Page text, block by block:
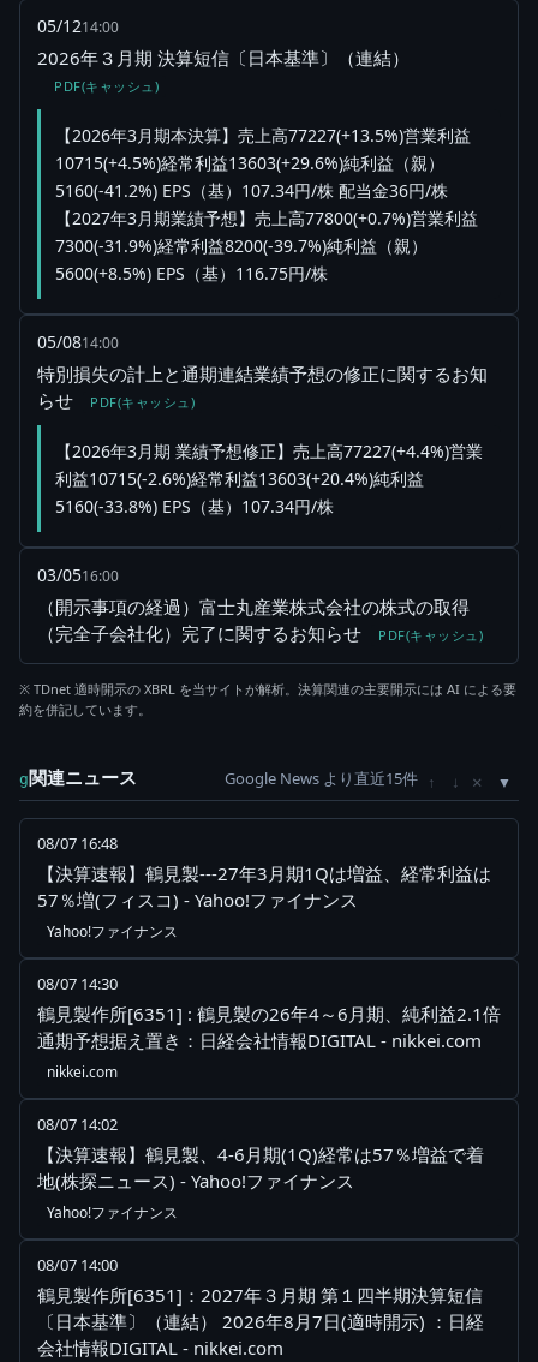
05/1214:00
2026年３月期 決算短信〔日本基準〕（連結）
PDF(キャッシュ)
【2026年3月期本決算】売上高77227(+13.5%)営業利益
10715(+4.5%)経常利益13603(+29.6%)純利益（親）
5160(-41.2%) EPS（基）107.34円/株 配当金36円/株
【2027年3月期業績予想】売上高77800(+0.7%)営業利益
7300(-31.9%)経常利益8200(-39.7%)純利益（親）
5600(+8.5%) EPS（基）116.75円/株
05/0814:00
特別損失の計上と通期連結業績予想の修正に関するお知
らせ
PDF(キャッシュ)
【2026年3月期 業績予想修正】売上高77227(+4.4%)営業
利益10715(-2.6%)経常利益13603(+20.4%)純利益
5160(-33.8%) EPS（基）107.34円/株
03/0516:00
（開示事項の経過）富士丸産業株式会社の株式の取得
（完全子会社化）完了に関するお知らせ
PDF(キャッシュ)
※ TDnet 適時開示の XBRL を当サイトが解析。決算関連の主要開示には AI による要
約を併記しています。
g関連ニュース Google News より直近15件 ↑ ↓ ×
08/07 16:48
【決算速報】鶴見製---27年3月期1Qは増益、経常利益は
57％増(フィスコ) - Yahoo!ファイナンス
Yahoo!ファイナンス
08/07 14:30
鶴見製作所[6351] : 鶴見製の26年4～6月期、純利益2.1倍
通期予想据え置き：日経会社情報DIGITAL - nikkei.com
nikkei.com
08/07 14:02
【決算速報】鶴見製、4-6月期(1Q)経常は57％増益で着
地(株探ニュース) - Yahoo!ファイナンス
Yahoo!ファイナンス
08/07 14:00
鶴見製作所[6351]：2027年３月期 第１四半期決算短信
〔日本基準〕（連結） 2026年8月7日(適時開示) ：日経
会社情報DIGITAL - nikkei.com